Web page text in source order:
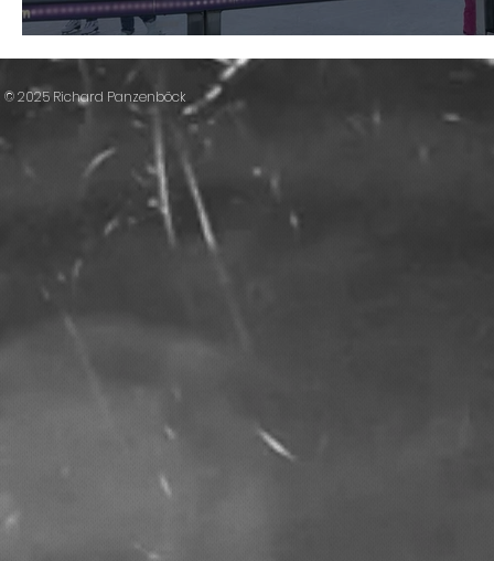
Video: Lock-Down
©2025 Richard Panzenböck